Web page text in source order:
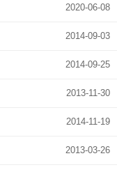
2020-06-08
2014-09-03
2014-09-25
2013-11-30
2014-11-19
2013-03-26